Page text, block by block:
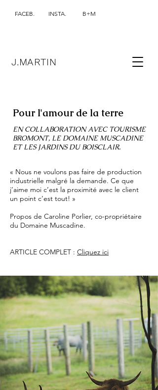
J.MARTIN
B+M
INSTA.
FACEB.
Pour l'amour de la terre
EN COLLABORATION AVEC TOURISME
BROMONT, LE DOMAINE MUSCADINE
ET LES JARDINS DU BOISCLAIR.
« Nous ne voulons pas faire de production
industrielle malgré la demande. Ce que
j’aime moi c’est la proximité avec le client
un point c’est tout! »
Propos de Caroline Porlier, co-propriétaire
du Domaine Muscadine.
ARTICLE COMPLET : Cliquez ici